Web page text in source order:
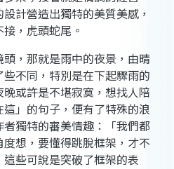
計營造出獨特的美質美感，
，虎頭蛇尾。
，那就是雨中的夜景，由晴
不同，特別是在下起驟雨的
或許是不堪寂寞，想找人陪
」的句子，便有了特殊的浪
獨特的審美情趣：「我們都
想，要懂得跳脫框架，才不
些可說是突破了框架的表